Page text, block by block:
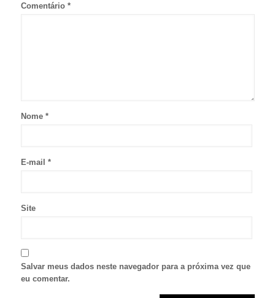
Comentário *
Nome *
E-mail *
Site
Salvar meus dados neste navegador para a próxima vez que
eu comentar.